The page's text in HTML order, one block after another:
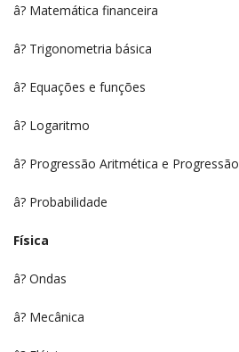
â? Matemática financeira
â? Trigonometria básica
â? Equações e funções
â? Logaritmo
â? Progressão Aritmética e
â? Probabilidade
Física
â? Ondas
â? Mecânica